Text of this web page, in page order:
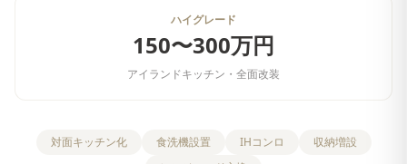
ハイグレード
150〜300万円
アイランドキッチン・全面改装
対面キッチン化 食洗機設置 IHコンロ
収納増設